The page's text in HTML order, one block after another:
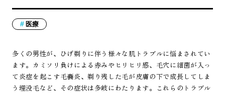
医療
多くの男性が、ひげ剃りに伴う様々な肌トラブルに悩まされてい
ます。カミソリ負けによる赤みやヒリヒリ感、毛穴に細菌が入っ
て炎症を起こす毛嚢炎、剃り残した毛が皮膚の下で成長してしま
う埋没毛など、その症状は多岐にわたります。これらのトラブル